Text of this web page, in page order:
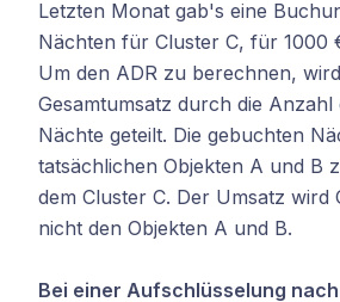
Letzten Monat gab's eine
Nächten für Cluster C, für 1000
Um den ADR zu berechnen,
Gesamtumsatz durch die
Nächte geteilt. Die gebuchten
tatsächlichen Objekten A und B
dem Cluster C. Der Umsatz wird
nicht den Objekten A und B.
Bei einer Aufschlüsselung